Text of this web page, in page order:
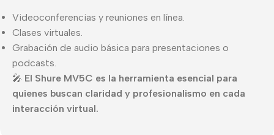
Videoconferencias y reuniones en línea.
Clases virtuales.
Grabación de audio básica para presentaciones o
podcasts.
🎤 El Shure MV5C es la herramienta esencial para
quienes buscan claridad y profesionalismo en cada
interacción virtual.